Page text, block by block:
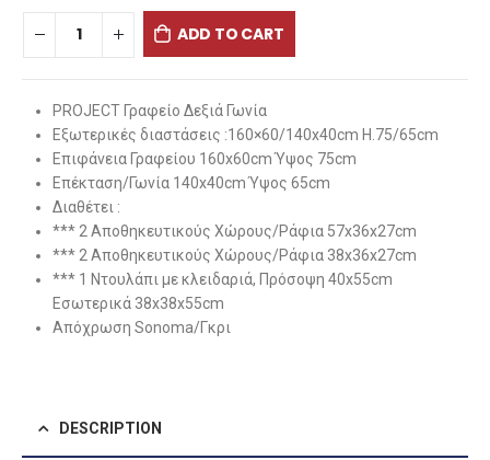
ADD TO CART
PROJECT Γραφείο Δεξιά Γωνία
Εξωτερικές διαστάσεις :160×60/140x40cm H.75/65cm
Επιφάνεια Γραφείου 160x60cm Ύψος 75cm
Επέκταση/Γωνία 140x40cm Ύψος 65cm
Διαθέτει :
*** 2 Αποθηκευτικούς Χώρους/Ράφια 57x36x27cm
*** 2 Αποθηκευτικούς Χώρους/Ράφια 38x36x27cm
*** 1 Ντουλάπι με κλειδαριά, Πρόσοψη 40x55cm
Εσωτερικά 38x38x55cm
Απόχρωση Sonoma/Γκρι
DESCRIPTION